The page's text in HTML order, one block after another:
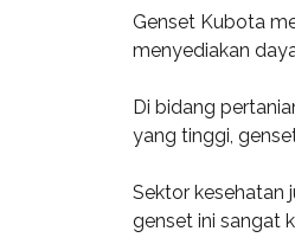
Genset Kubota
menyediakan
Di bidang
yang tinggi,
Sektor kesehatan
genset ini sangat